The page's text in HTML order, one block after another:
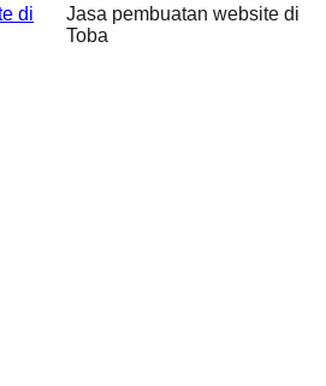
di
Jasa pembuatan website di
Toba